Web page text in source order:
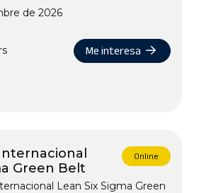
de 2026
Me interesa
Green Belt
Online
Lean Six Sigma Green